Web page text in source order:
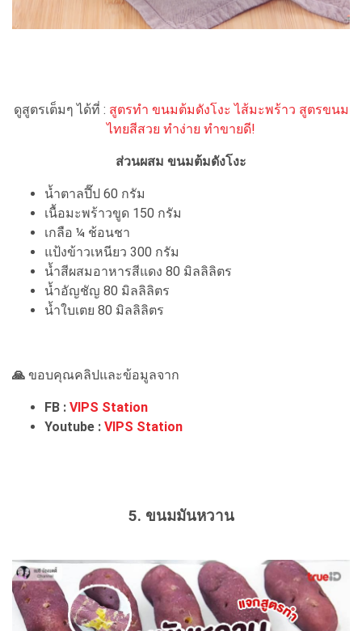
ดูสูตรเต็มๆ ได้ที่ : สูตรทำ ขนมต้มดังโงะ ไส้มะพร้าว สูตรขนม
ไทยสีสวย ทำง่าย ทำขายดี!
ส่วนผสม ขนมต้มดังโงะ
น้ำตาลปี๊ป 60 กรัม
เนื้อมะพร้าวขูด 150 กรัม
เกลือ ¼ ช้อนชา
แป้งข้าวเหนียว 300 กรัม
น้ำสีผสมอาหารสีแดง 80 มิลลิลิตร
น้ำอัญชัญ 80 มิลลิลิตร
น้ำใบเตย 80 มิลลิลิตร
🙏 ขอบคุณคลิปและข้อมูลจาก
FB : VIPS Station
Youtube : VIPS Station
5. ขนมมันหวาน